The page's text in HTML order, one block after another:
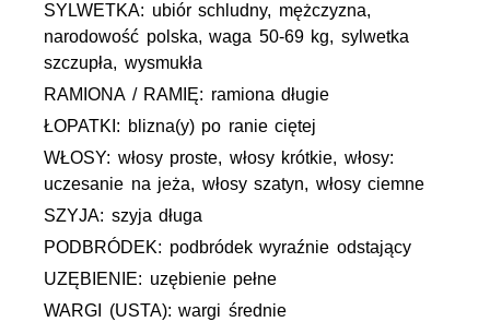
SYLWETKA: ubiór schludny, mężczyzna,
narodowość polska, waga 50-69 kg, sylwetka
szczupła, wysmukła
RAMIONA / RAMIĘ: ramiona długie
ŁOPATKI: blizna(y) po ranie ciętej
WŁOSY: włosy proste, włosy krótkie, włosy:
uczesanie na jeża, włosy szatyn, włosy ciemne
SZYJA: szyja długa
PODBRÓDEK: podbródek wyraźnie odstający
UZĘBIENIE: uzębienie pełne
WARGI (USTA): wargi średnie